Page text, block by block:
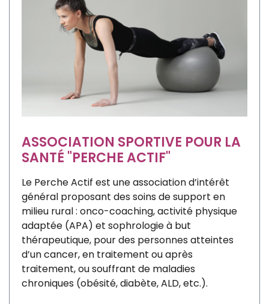
ASSOCIATION SPORTIVE POUR LA
SANTÉ "PERCHE ACTIF"
Le Perche Actif est une association d’intérêt
général proposant des soins de support en
milieu rural : onco-coaching, activité physique
adaptée (APA) et sophrologie à but
thérapeutique, pour des personnes atteintes
d’un cancer, en traitement ou après
traitement, ou souffrant de maladies
chroniques (obésité, diabète, ALD, etc.).